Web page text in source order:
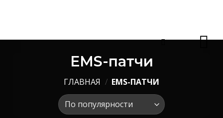
EMS-патчи
ГЛАВНАЯ / EMS-ПАТЧИ